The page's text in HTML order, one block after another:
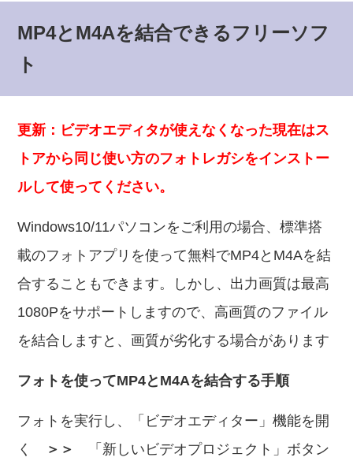
MP4とM4Aを結合できるフリーソフ
ト
更新：ビデオエディタが使えなくなった現在はス
トアから同じ使い方のフォトレガシをインストー
ルして使ってください。
Windows10/11パソコンをご利用の場合、標準搭
載のフォトアプリを使って無料でMP4とM4Aを結
合することもできます。しかし、出力画質は最高
1080Pをサポートしますので、高画質のファイル
を結合しますと、画質が劣化する場合があります
フォトを使ってMP4とM4Aを結合する手順
フォトを実行し、「ビデオエディター」機能を開
く
＞＞
「新しいビデオプロジェクト」ボタン